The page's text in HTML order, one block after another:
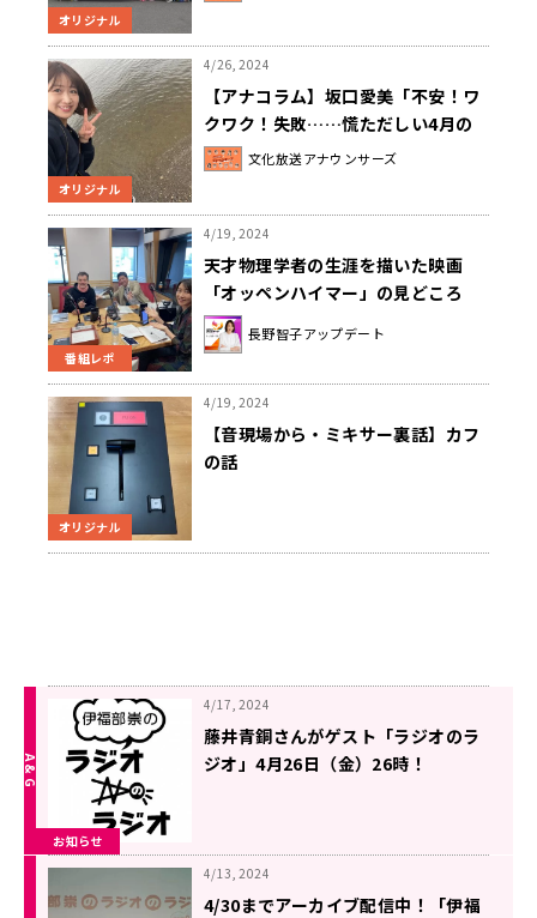
オリジナル
オリジナル
4/26, 2024
【アナコラム】坂口愛美「不安！ワ
クワク！失敗……慌ただしい4月の
日々」文化放送アナウンサーズ
番組レポ
4/19, 2024
天才物理学者の生涯を描いた映画
「オッペンハイマー」の見どころ
は？
長野智子アップデート
オリジナル
4/19, 2024
【音現場から・ミキサー裏話】カフ
の話
お知らせ
4/17, 2024
藤井青銅さんがゲスト「ラジオのラ
ジオ」4月26日（金）26時！
4/13, 2024
4/30までアーカイブ配信中！「伊福